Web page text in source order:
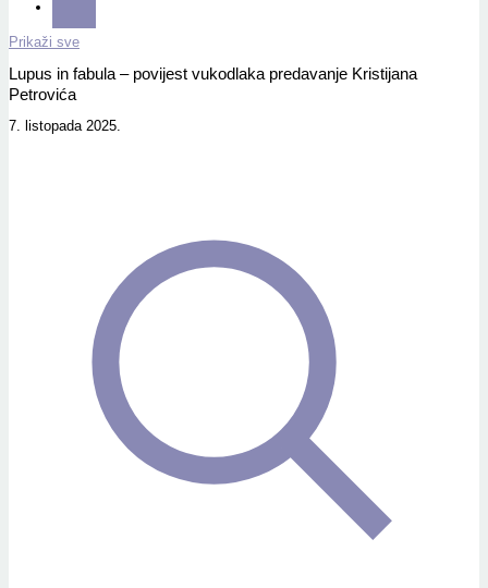
Prikaži sve
Lupus in fabula – povijest vukodlaka predavanje Kristijana
Petrovića
7. listopada 2025.